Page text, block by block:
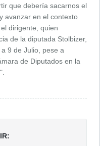
que debería sacarnos el
avanzar en el contexto
dirigente, quien
de la diputada Stolbizer,
9 de Julio, pese a
de Diputados en la